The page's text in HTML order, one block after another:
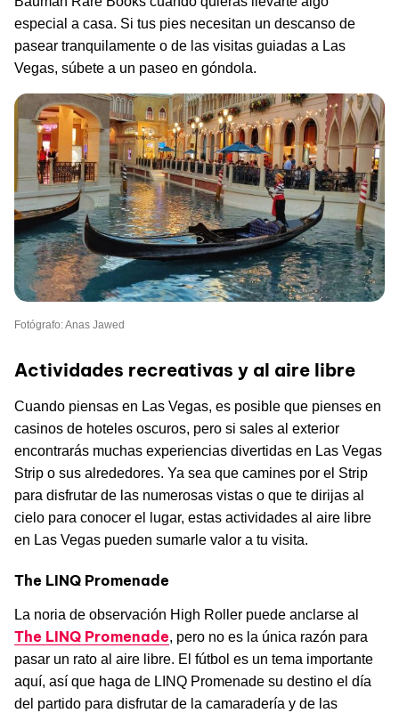
especial a casa. Si tus pies necesitan un descanso de
pasear tranquilamente o de las visitas guiadas a Las
Vegas, súbete a un paseo en góndola.
Fotógrafo: Anas Jawed
Actividades recreativas y al aire libre
Cuando piensas en Las Vegas, es posible que pienses en
casinos de hoteles oscuros, pero si sales al exterior
encontrarás muchas experiencias divertidas en Las Vegas
Strip o sus alrededores. Ya sea que camines por el Strip
para disfrutar de las numerosas vistas o que te dirijas al
cielo para conocer el lugar, estas actividades al aire libre
en Las Vegas pueden sumarle valor a tu visita.
The LINQ Promenade
La noria de observación High Roller puede anclarse al
The LINQ Promenade, pero no es la única razón para
pasar un rato al aire libre. El fútbol es un tema importante
aquí, así que haga de LINQ Promenade su destino el día
del partido para disfrutar de la camaradería y de las